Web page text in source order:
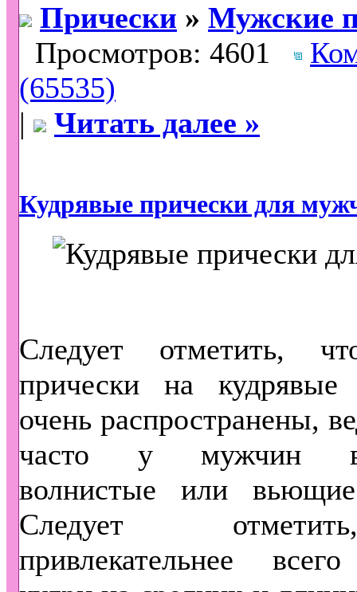
Прически » Мужские
Просмотров: 4601
(65535)
|
Читать далее »
Кудрявые прически для
Следует отметить,
прически на
очень распространены,
часто у мужчин
волнистые или
Следует
привлекательнее